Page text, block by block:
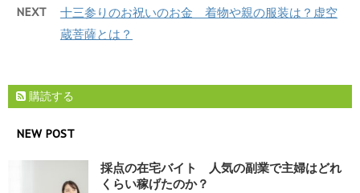
NEXT
十三参りのお祝いのお金 着物や親の服装は？虚空
蔵菩薩とは？
購読する
NEW POST
採点の在宅バイト 人気の副業で主婦はどれ
くらい稼げたのか？